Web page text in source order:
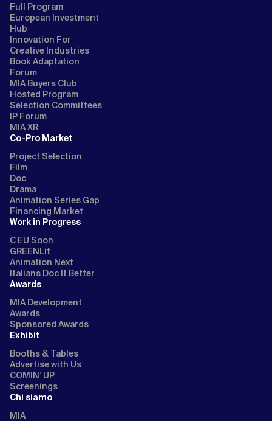
Full Program
European Investment
Hub
Innovation For
Creative Industries
Book Adaptation
Forum
MIA Buyers Club
Hosted Program
Selection Committees
IP Forum
MIA XR
Co-Pro Market
Project Selection
Film
Doc
Drama
Animation Series Gap
Financing Market
Work in Progress
C EU Soon
GREENLit
Animation Next
Italians Doc It Better
Awards
MIA Development
Awards
Sponsored Awards
Exhibit
Booths & Tables
Advertise with Us
COMIN’ UP
Screenings
Chi siamo
MIA